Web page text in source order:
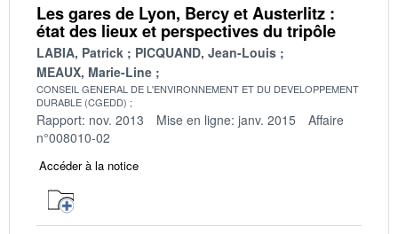
Les gares de Lyon, Bercy et Austerlitz :
état des lieux et perspectives du tripôle
LABIA, Patrick
PICQUAND, Jean-Louis
MEAUX, Marie-Line
CONSEIL GENERAL DE L'ENVIRONNEMENT ET DU DEVELOPPEMENT
DURABLE (CGEDD)
Rapport: nov. 2013 Mise en ligne: janv. 2015
Affaire
n°008010-02
Accéder à la notice